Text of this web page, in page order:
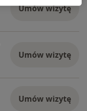
Umów wizytę
Umów wizytę
Umów wizytę